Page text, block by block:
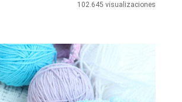
102.645 visualizaciones